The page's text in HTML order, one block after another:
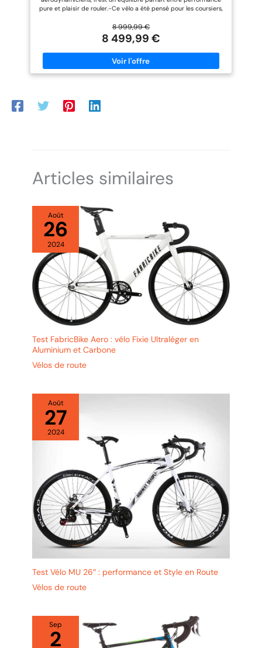
pure et plaisir de rouler.-Ce vélo a été pensé pour les coursiers,
obsession. Le RCR pour RACER porte son ADN dans son nom.-
aérodynamisme::Cadre et fourche validés en soufflerie
rendement::Cadre et fourche 100 % carbone super haut module
légèreté::6,7 kg en taille M fluidité de pédalage::Nouveau groupe
SRAM RED AXS E1 Transmission électrique 2x12 (48/35 - 10/33)-
Cadre Carbone: 100.0% Carbone
8 999,99 €
8 499,99 €
Articles similaires
Août
26
2024
Test FabricBike Aero : vélo Fixie Ultraléger en
Aluminium et Carbone
Vélos de route
Août
27
2024
Test Vélo MU 26″ : performance et Style en Route
Vélos de route
Sep
2